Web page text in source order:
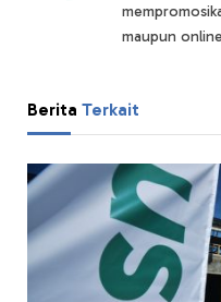
maupun
Berita Terkait